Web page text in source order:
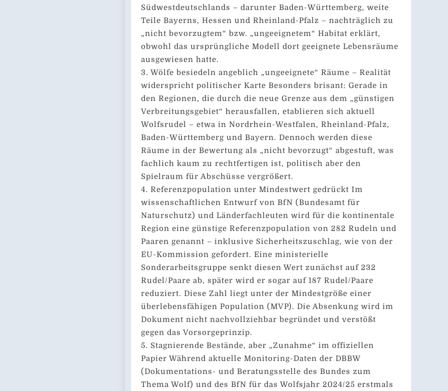
Südwestdeutschlands – darunter Baden-Württemberg, weite
Teile Bayerns, Hessen und Rheinland-Pfalz – nachträglich zu
„nicht bevorzugtem“ bzw. „ungeeignetem“ Habitat erklärt,
obwohl das ursprüngliche Modell dort geeignete Lebensräume
ausgewiesen hatte.
3. Wölfe besiedeln angeblich „ungeeignete“ Räume – Realität
widerspricht politischer Karte Besonders brisant: Gerade in
den Regionen, die durch die neue Grenze aus dem „günstigen
Verbreitungsgebiet“ herausfallen, etablieren sich aktuell
Wolfsrudel – etwa in Nordrhein-Westfalen, Rheinland-Pfalz,
Baden-Württemberg und Bayern. Dennoch werden diese
Räume in der Bewertung als „nicht bevorzugt“ abgestuft, was
fachlich kaum zu rechtfertigen ist, politisch aber den
Spielraum für Abschüsse vergrößert.
4. Referenzpopulation unter Mindestwert gedrückt Im
wissenschaftlichen Entwurf von BfN (Bundesamt für
Naturschutz) und Länderfachleuten wird für die kontinentale
Region eine günstige Referenzpopulation von 282 Rudeln und
Paaren genannt – inklusive Sicherheitszuschlag, wie von der
EU-Kommission gefordert. Eine ministerielle
Sonderarbeitsgruppe senkt diesen Wert zunächst auf 232
Rudel/Paare ab, später wird er sogar auf 187 Rudel/Paare
reduziert. Diese Zahl liegt unter der Mindestgröße einer
überlebensfähigen Population (MVP). Die Absenkung wird im
Dokument nicht nachvollziehbar begründet und verstößt
gegen das Vorsorgeprinzip.
5. Stagnierende Bestände, aber „Zunahme“ im offiziellen
Papier Während aktuelle Monitoring-Daten der DBBW
(Dokumentations- und Beratungsstelle des Bundes zum
Thema Wolf) und des BfN für das Wolfsjahr 2024/25 erstmals